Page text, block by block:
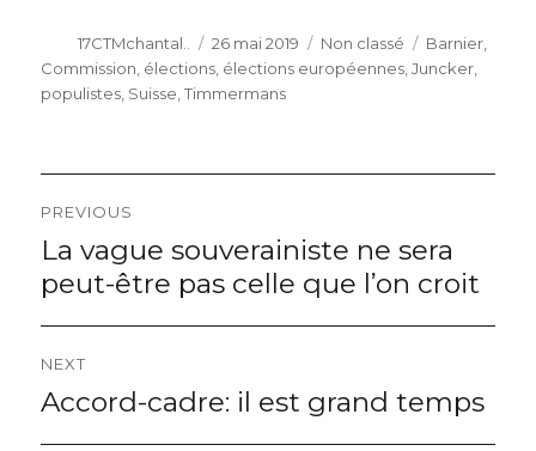
Author
17CTMchantal..
Posted
on
26 mai 2019 Categories
Non classé Tags
Barnier
Commission élections élections européennes ,Juncker
populistes Suisse ,Timmermans
Navigation
de
l’article
PREVIOUS
Previous
La vague souverainiste ne sera
peut-être pas celle que l’on croit
NEXT
Next
Accord-cadre: il est grand temps